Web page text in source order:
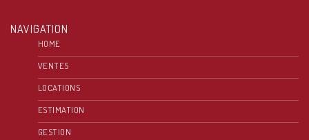
NAVIGATION
HOME
VENTES
LOCATIONS
ESTIMATION
GESTION